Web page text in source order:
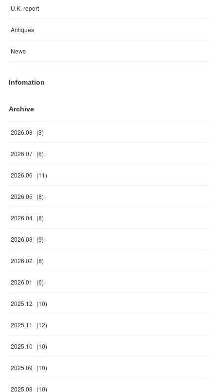
U.K. report
Antiques
News
Infomation
Archive
2026.08 (3)
2026.07 (6)
2026.06 (11)
2026.05 (8)
2026.04 (8)
2026.03 (9)
2026.02 (8)
2026.01 (6)
2025.12 (10)
2025.11 (12)
2025.10 (10)
2025.09 (10)
2025.08 (10)